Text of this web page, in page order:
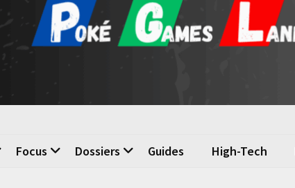
Poké Games Land
La passion du jeu vidéo
Focus Dossiers Guides High-Tech